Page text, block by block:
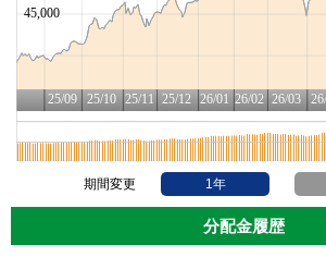
期間変更 1年
分配金履歴